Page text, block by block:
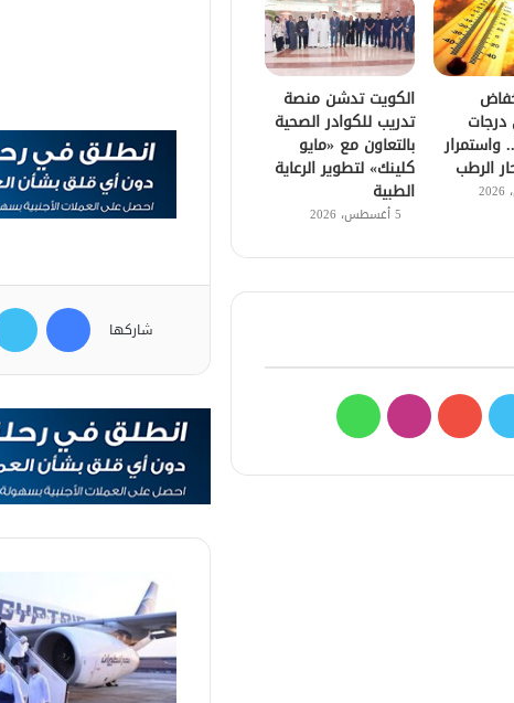
شاركها
فيسبوك
واستمرار
الرطب
الكويت تدشن منصة
تدريب للكوادر الصحية
بالتعاون مع «مايو
كلينك» لتطوير الرعاية
الطبية
5 أغسطس، 2026
تويتر يوتيوبانستقرامواتساب